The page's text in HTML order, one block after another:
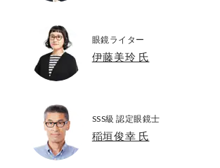
眼鏡ライター
伊藤美玲 氏
SSS級 認定眼鏡士
稲垣俊幸 氏